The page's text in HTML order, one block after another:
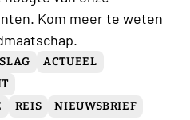
Kom meer te weten
ACTUEEL
REIS NIEUWSBRIEF